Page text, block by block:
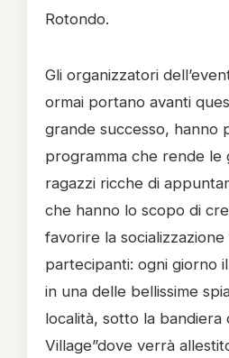
Rotondo.
Gli organizzatori
ormai portano avanti
grande successo, hanno
programma che rende le
ragazzi ricche di
che hanno lo scopo di
favorire la
partecipanti: ogni giorno
in una delle bellissime
località, sotto la bandiera
Village”dove verrà